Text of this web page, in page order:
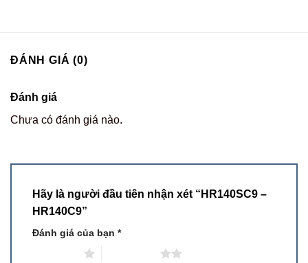
ĐÁNH GIÁ (0)
Đánh giá
Chưa có đánh giá nào.
Hãy là người đầu tiên nhận xét “HR140SC9 –
HR140C9”
Đánh giá của bạn *